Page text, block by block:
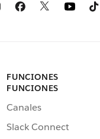
FUNCIONES
FUNCIONES
Canales
Slack Connect